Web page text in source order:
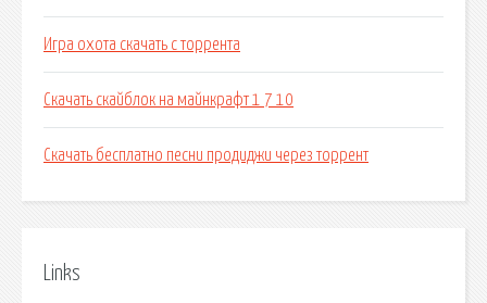
Игра охота скачать с торрента
Скачать скайблок на майнкрафт 1 7 10
Скачать бесплатно песни продиджи через торрент
Links